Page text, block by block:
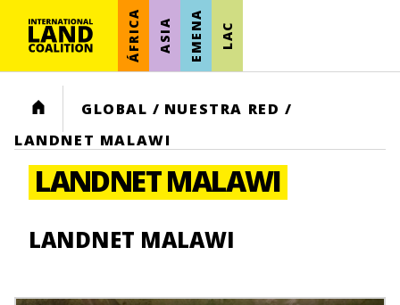
ÁFRICA ASIA EMENA LAC
HOME GLOBAL / NUESTRA RED /
LANDNET MALAWI
LANDNET MALAWI
LANDNET MALAWI